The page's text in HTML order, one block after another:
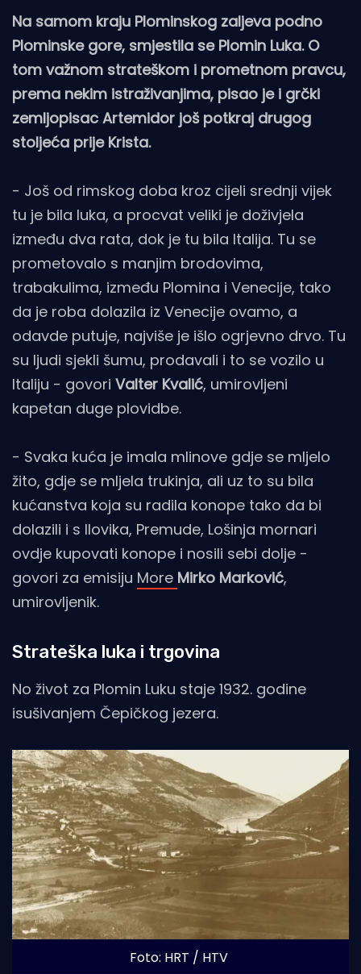
Na samom kraju Plominskog zaljeva podno
Plominske gore, smjestila se Plomin Luka. O
tom važnom strateškom i prometnom pravcu,
prema nekim istraživanjima, pisao je i grčki
zemljopisac Artemidor još potkraj drugog
stoljeća prije Krista.
- Još od rimskog doba kroz cijeli srednji vijek
tu je bila luka, a procvat veliki je doživjela
između dva rata, dok je tu bila Italija. Tu se
prometovalo s manjim brodovima,
trabakulima, između Plomina i Venecije, tako
da je roba dolazila iz Venecije ovamo, a
odavde putuje, najviše je išlo ogrjevno drvo. Tu
su ljudi sjekli šumu, prodavali i to se vozilo u
Italiju - govori Valter Kvalić, umirovljeni
kapetan duge plovidbe.
- Svaka kuća je imala mlinove gdje se mljelo
žito, gdje se mljela trukinja, ali uz to su bila
kućanstva koja su radila konope tako da bi
dolazili i s Ilovika, Premude, Lošinja mornari
ovdje kupovati konope i nosili sebi dolje -
govori za emisiju More Mirko Marković,
umirovljenik.
Strateška luka i trgovina
No život za Plomin Luku staje 1932. godine
isušivanjem Čepičkog jezera.
Foto: HRT / HTV